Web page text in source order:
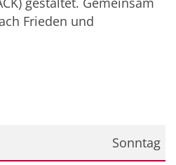
Frieden und
Sonntag